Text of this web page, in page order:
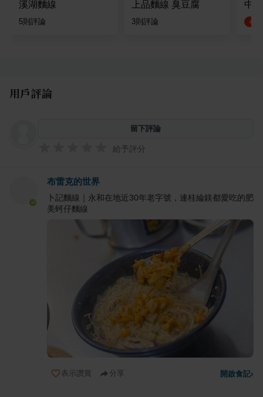
溪湖麵線
5則評論
上品麵線 臭豆腐
3則評論
中
4.7
用戶評論
留下評論
給予評分
布雷克的世界
卜記麵線｜永和在地近30年老字號，連桂綸鎂都愛吃的肥
美蚵仔麵線
表示讚賞 分享 開啟食記›